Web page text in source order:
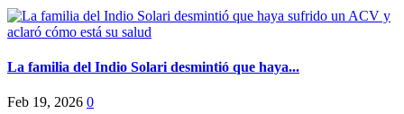
La familia del Indio Solari desmintió que haya...
Feb 19, 2026 0